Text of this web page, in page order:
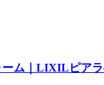
ーム｜LIXILピア